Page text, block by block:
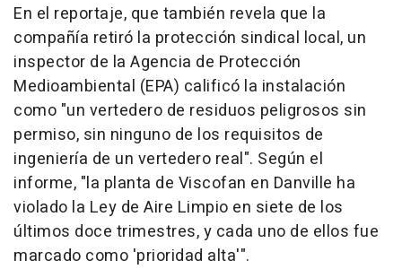
En el reportaje, que también revela que la
compañía retiró la protección sindical local, un
inspector de la Agencia de Protección
Medioambiental (EPA) calificó la instalación
como "un vertedero de residuos peligrosos sin
permiso, sin ninguno de los requisitos de
ingeniería de un vertedero real". Según el
informe, "la planta de Viscofan en Danville ha
violado la Ley de Aire Limpio en siete de los
últimos doce trimestres, y cada uno de ellos fue
marcado como 'prioridad alta'".